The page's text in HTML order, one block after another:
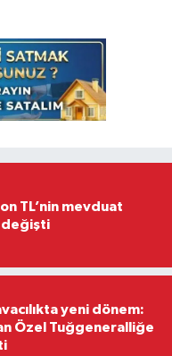
TL’nin mevduat
yeni dönem:
Özel Tuğgeneralliğe